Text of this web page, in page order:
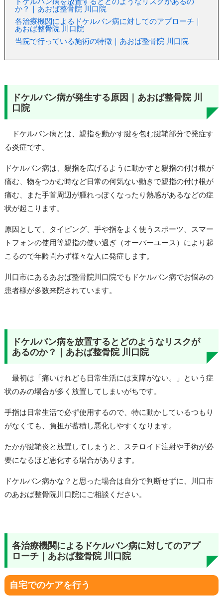
か？｜あおば整骨院 川口院
各治療機関によるドケルバン病に対してのアプローチ｜
あおば整骨院 川口院
当院で行っている施術の特徴｜あおば整骨院 川口院
ドケルバン病が発生する原因｜あおば整骨院 川
口院
ドケルバン病とは、親指を動かす腱を包む腱鞘部分で発症す
る炎症です。
ドケルバン病は、親指を広げるように動かすと親指の付け根が
痛む、物をつかむ時など日常の何気ない動きで親指の付け根が
痛む、また手首周辺が腫れっぽくなったり熱感があるなどの症
状が起こります。
原因として、タイピング、手や指をよく使うスポーツ、スマー
トフォンの使用等親指の使い過ぎ（オーバーユース）により起
こるので年齢問わず様々な人に発症します。
川口市にあるあおば整骨院川口院でもドケルバン病でお悩みの
患者様が多数来院されています。
ドケルバン病を放置するとどのようなリスクが
あるのか？｜あおば整骨院 川口院
最初は「痛いけれども日常生活には支障がない。」という症
状のみの場合が多く放置してしまいがちです。
手指は日常生活で必ず使用するので、特に動かしているつもり
がなくても、負担が蓄積し悪化しやすくなります。
たかが腱鞘炎と放置してしまうと、ステロイド注射や手術が必
要になるほど悪化する場合があります。
ドケルバン病かな？と思った場合は自分で判断せずに、川口市
のあおば整骨院川口院にご相談ください。
各治療機関によるドケルバン病に対してのアプ
ローチ｜あおば整骨院 川口院
自宅でのケアを行う